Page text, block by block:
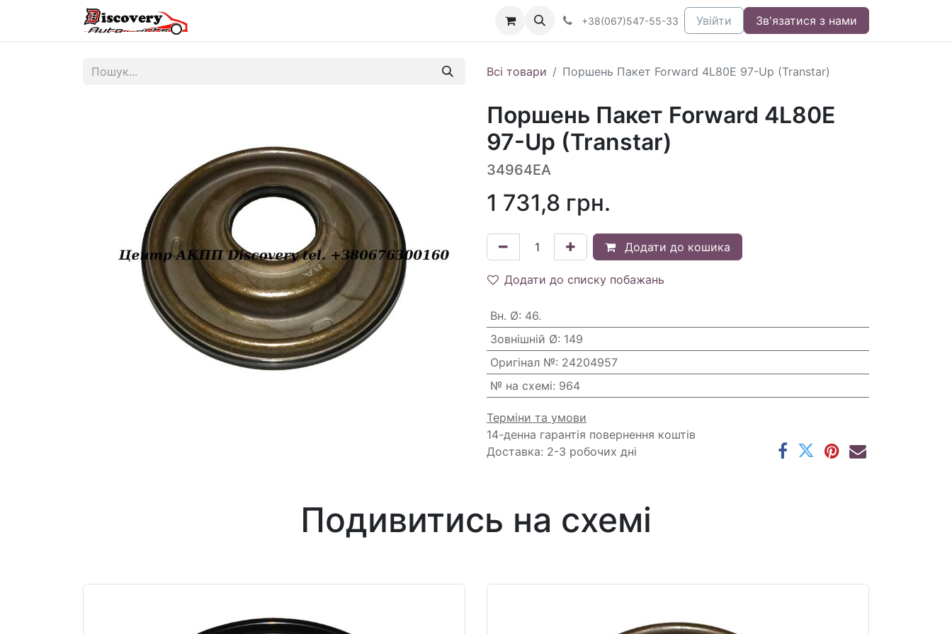
+38(067)547-55-33 Увійти Зв'язатися з нами
Всі товари Поршень Пакет Forward 4L80E 97-Up (Transtar)
Поршень Пакет Forward 4L80E
97-Up (Transtar)
34964EA
1 731,8 грн.
Додати до кошика
Додати до списку побажань
Вн. Ø: 46.
Зовнішній Ø: 149
Оригінал №: 24204957
№ на схемі: 964
Терміни та умови
14-денна гарантія повернення коштів
Доставка: 2-3 робочих дні
Подивитись на схемі